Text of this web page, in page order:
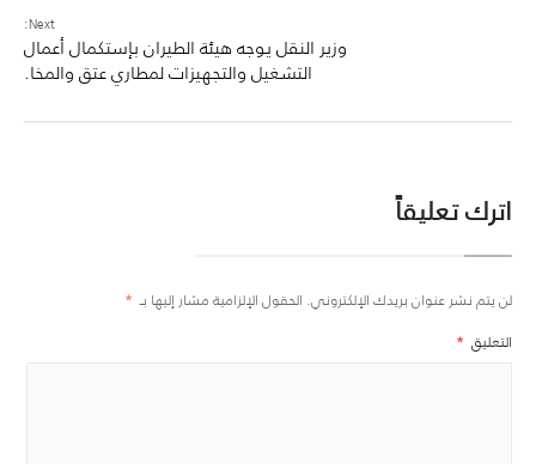
Next:
وزير النقل يوجه هيئة الطيران بإستكمال أعمال
التشغيل والتجهيزات لمطاري عتق والمخا.
اترك تعليقاً
لن يتم نشر عنوان بريدك الإلكتروني. الحقول الإلزامية مشار إليها بـ *
التعليق *